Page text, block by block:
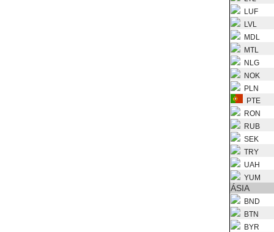
LUF
LVL
MDL
MTL
NLG
NOK
PLN
PTE
RON
RUB
SEK
TRY
UAH
YUM
ÁSIA
BND
BTN
BYR